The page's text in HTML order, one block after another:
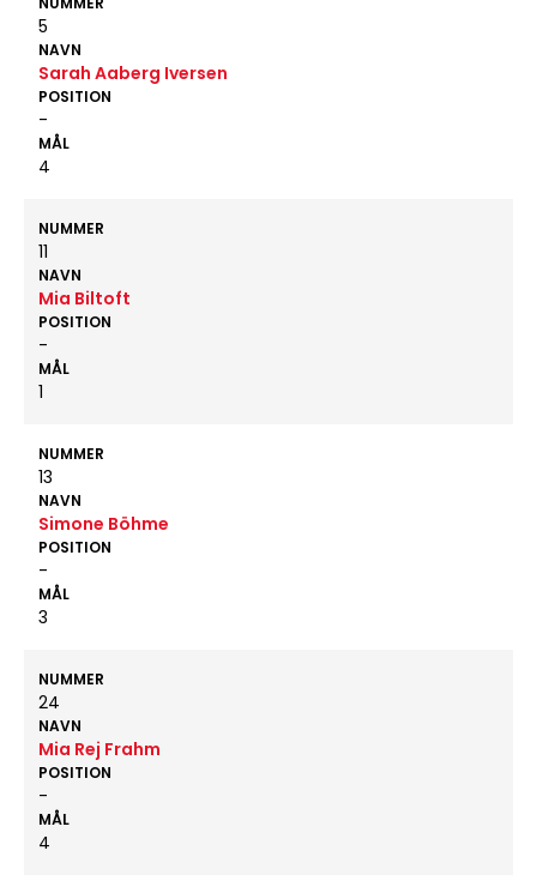
5
NAVN
Sarah Aaberg Iversen
POSITION
-
MÅL
4
NUMMER
11
NAVN
Mia Biltoft
POSITION
-
MÅL
1
NUMMER
13
NAVN
Simone Böhme
POSITION
-
MÅL
3
NUMMER
24
NAVN
Mia Rej Frahm
POSITION
-
MÅL
4